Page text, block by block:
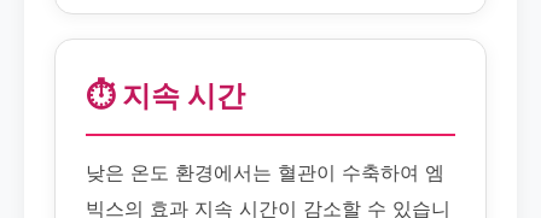
⏱️ 지속 시간
낮은 온도 환경에서는 혈관이 수축하여 엠
빅스의 효과 지속 시간이 감소할 수 있습니